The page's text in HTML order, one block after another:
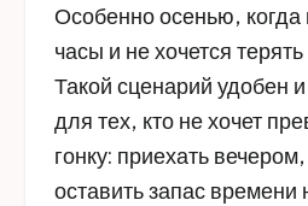
Особенно осенью,
часы и не хочется
Такой сценарий удобен
для тех, кто не хочет
гонку: приехать
оставить запас